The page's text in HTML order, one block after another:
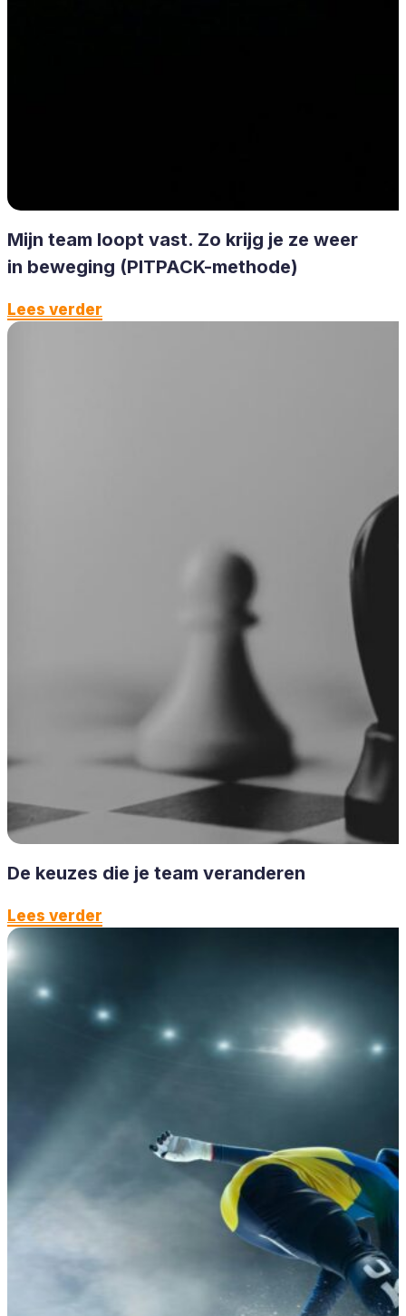
Mijn team loopt vast. Zo krijg je ze weer
in beweging (PITPACK-methode)
Lees verder
De keuzes die je team veranderen
Lees verder